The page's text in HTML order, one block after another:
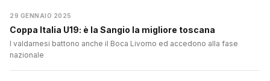
29 GENNAIO 2025
Coppa Italia U19: è la Sangio la migliore toscana
I valdarnesi battono anche il Boca Livorno ed accedono alla fase
nazionale